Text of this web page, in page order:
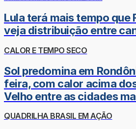
Lula terá mais tempo que
veja distribuição entre
CALOR E TEMPO SECO
Sol predomina em
feira, com calor acima
Velho entre as cidades
QUADRILHA BRASIL EM AÇÃO